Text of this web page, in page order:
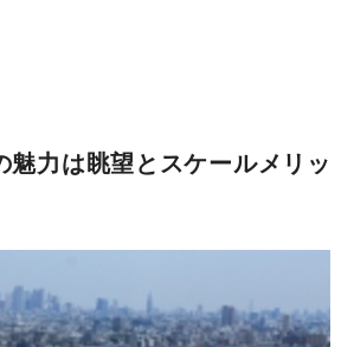
魅力は眺望とスケールメリッ